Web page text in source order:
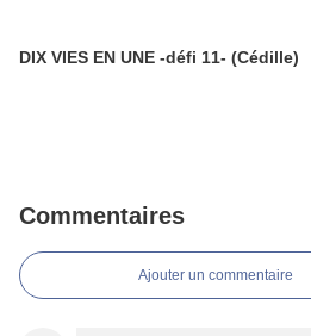
DIX VIES EN UNE -défi 11- (Cédille)
Commentaires
Ajouter un commentaire